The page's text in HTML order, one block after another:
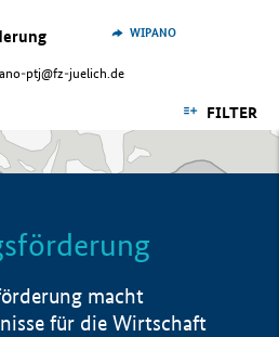
ptj@fz-juelich.de
WIPANO
FILTER
macht
für die Wirtschaft